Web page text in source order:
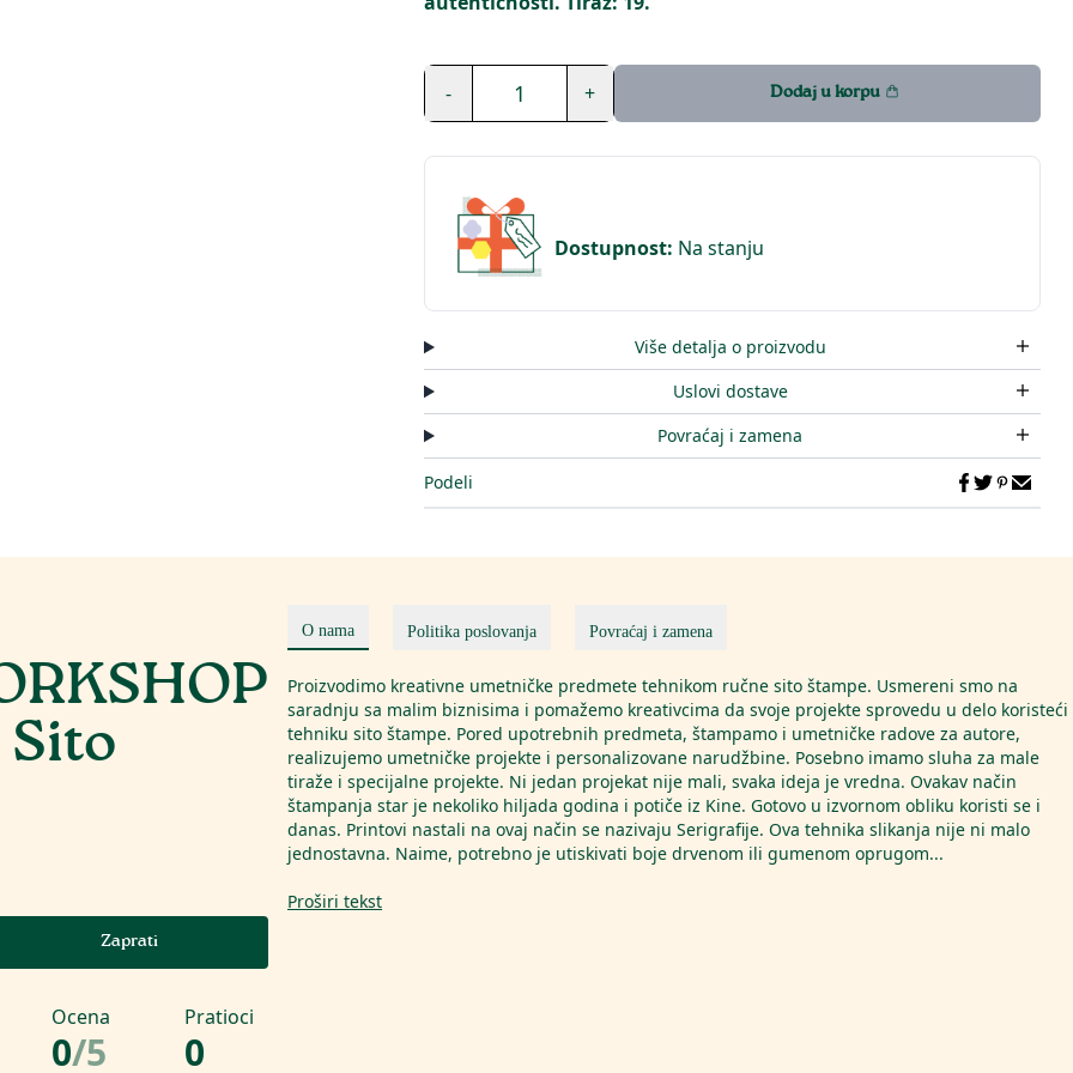
- 1 + Dodaj u korpu
Dostupnost: Na stanju
Više detalja o proizvodu
Uslovi dostave
Povraćaj i zamena
Podeli
Zaprati
Ocena
0/5
Pratioci
0
O nama Politika poslovanja Povraćaj i zamena
Proizvodimo kreativne umetničke predmete tehnikom ručne sito štampe. Usmereni smo na
saradnju sa malim biznisima i pomažemo kreativcima da svoje projekte sprovedu u delo koristeći
tehniku sito štampe. Pored upotrebnih predmeta, štampamo i umetničke radove za autore,
realizujemo umetničke projekte i personalizovane narudžbine. Posebno imamo sluha za male
tiraže i specijalne projekte. Ni jedan projekat nije mali, svaka ideja je vredna. Ovakav način
štampanja star je nekoliko hiljada godina i potiče iz Kine. Gotovo u izvornom obliku koristi se i
danas. Printovi nastali na ovaj način se nazivaju Serigrafije. Ova tehnika slikanja nije ni malo
jednostavna. Naime, potrebno je utiskivati boje drvenom ili gumenom oprugom...
Proširi tekst